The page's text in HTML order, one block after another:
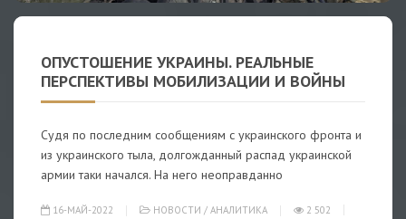
ОПУСТОШЕНИЕ УКРАИНЫ. РЕАЛЬНЫЕ
ПЕРСПЕКТИВЫ МОБИЛИЗАЦИИ И ВОЙНЫ
Судя по последним сообщениям с украинского фронта и
из украинского тыла, долгожданный распад украинской
армии таки начался. На него неоправданно
16-МАЙ-2022 НОВОСТИ / АНАЛИТИКА
2 502